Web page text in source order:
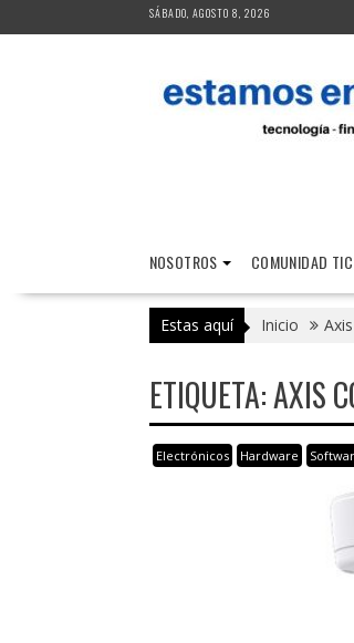
al
SÁBADO, AGOSTO 8, 2026
NOSOTROS COMUNIDAD
Estas aquí Inicio
ETIQUETA:AXIS
Electrónicos Hardware